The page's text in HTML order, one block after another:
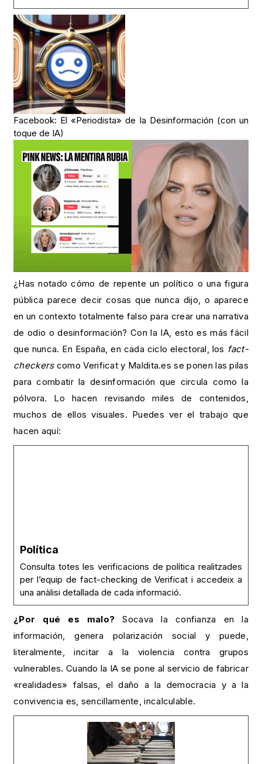
Facebook: El «Periodista» de la Desinformación (con un
toque de IA)
¿Has notado cómo de repente un político o una figura
pública parece decir cosas que nunca dijo, o aparece
en un contexto totalmente falso para crear una narrativa
de odio o desinformación? Con la IA, esto es más fácil
que nunca. En España, en cada ciclo electoral, los fact-
checkerscomo Verificat y Maldita.es se ponen las pilas
para combatir la desinformación que circula como la
pólvora. Lo hacen revisando miles de contenidos,
muchos de ellos visuales. Puedes ver el trabajo que
hacen aquí:
Política
Consulta totes les verificacions de política realitzades
per l’equip de fact-checking de Verificat i accedeix a
una anàlisi detallada de cada informació.
¿Por qué es malo? Socava la confianza en la
información, genera polarización social y puede,
literalmente, incitar a la violencia contra grupos
vulnerables. Cuando la IA se pone al servicio de fabricar
«realidades» falsas, el daño a la democracia y a la
convivencia es, sencillamente, incalculable.